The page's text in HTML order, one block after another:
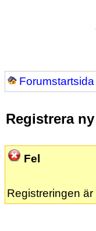
Forumstartsida
Registrera
Fel
Registreringen